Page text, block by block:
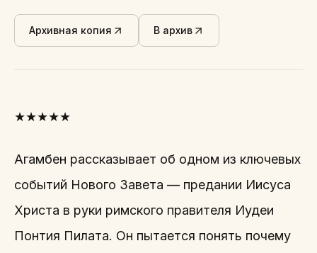
Архивная копия В архив
★★★★★
Агамбен рассказывает об одном из ключевых
событий Нового Завета — предании Иисуса
Христа в руки римского правителя Иудеи
Понтия Пилата. Он пытается понять почему